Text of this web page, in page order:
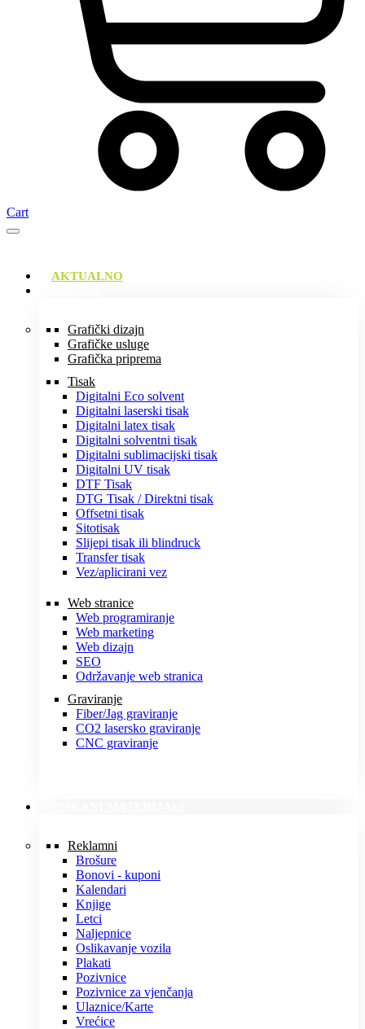
Cart
AKTUALNO
Grafički dizajn
Grafičke usluge
Grafička priprema
Tisak
Digitalni Eco solvent
Digitalni laserski tisak
Digitalni latex tisak
Digitalni solventni tisak
Digitalni sublimacijski tisak
Digitalni UV tisak
DTF Tisak
DTG Tisak / Direktni tisak
Offsetni tisak
Sitotisak
Slijepi tisak ili blindruck
Transfer tisak
Vez/aplicirani vez
Web stranice
Web programiranje
Web marketing
Web dizajn
SEO
Održavanje web stranica
Graviranje
Fiber/Jag graviranje
CO2 lasersko graviranje
CNC graviranje
Reklamni
Brošure
Bonovi - kuponi
Kalendari
Knjige
Letci
Naljepnice
Oslikavanje vozila
Plakati
Pozivnice
Pozivnice za vjenčanja
Ulaznice/Karte
Vrećice